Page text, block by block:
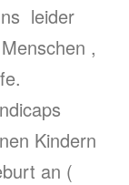
leider
,
Kindern
an (